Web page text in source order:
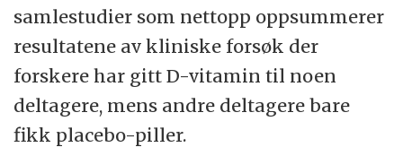
samlestudier som nettopp oppsummerer
resultatene av kliniske forsøk der
forskere har gitt D-vitamin til noen
deltagere, mens andre deltagere bare
fikk placebo-piller.